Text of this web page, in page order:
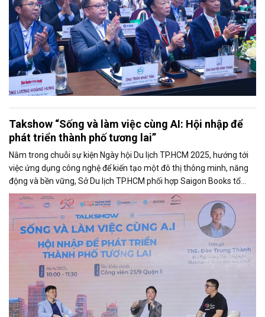
Takshow “Sống và làm việc cùng AI: Hội nhập để
phát triển thành phố tương lai”
Nằm trong chuỗi sự kiện Ngày hội Du lịch TP.HCM 2025, hướng tới
việc ứng dụng công nghệ để kiến tạo một đô thị thông minh, năng
động và bền vững, Sở Du lịch TP.HCM phối hợp Saigon Books tổ
chức takshow “Sống và làm việc cùng AI: Hội nhập để phát triển
thành phố tương lai”.